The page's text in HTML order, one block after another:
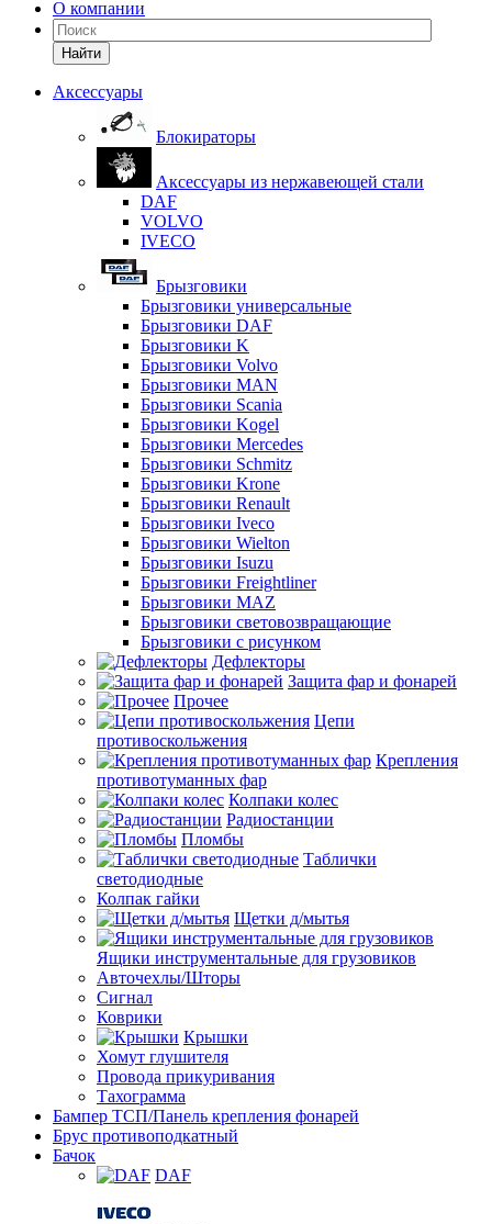
О компании
Найти
Аксессуары
Блокираторы
Аксессуары из нержавеющей стали
DAF
VOLVO
IVECO
Брызговики
Брызговики универсальные
Брызговики DAF
Брызговики K
Брызговики Volvo
Брызговики MAN
Брызговики Scania
Брызговики Kogel
Брызговики Mercedes
Брызговики Schmitz
Брызговики Krone
Брызговики Renault
Брызговики Iveco
Брызговики Wielton
Брызговики Isuzu
Брызговики Freightliner
Брызговики MAZ
Брызговики световозвращающие
Брызговики с рисунком
Дефлекторы
Защита фар и фонарей
Прочее
Цепи
противоскольжения
Крепления
противотуманных фар
Колпаки колес
Радиостанции
Пломбы
Таблички
светодиодные
Колпак гайки
Щетки д/мытья
Ящики инструментальные для грузовиков
Авточехлы/Шторы
Сигнал
Коврики
Крышки
Хомут глушителя
Провода прикуривания
Тахограмма
Бампер ТСП/Панель крепления фонарей
Брус противоподкатный
Бачок
DAF